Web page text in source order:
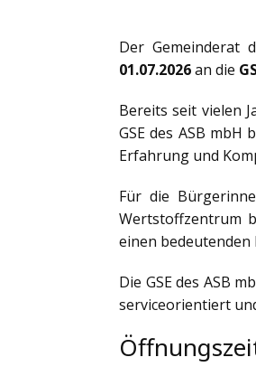
Der Gemeinderat
01.07.2026an die
Bereits seit vielen
GSE des ASB
Erfahrung und
Für die
Wertstoffzentrum
einen bedeutenden
Die GSE des ASB
serviceorientiert